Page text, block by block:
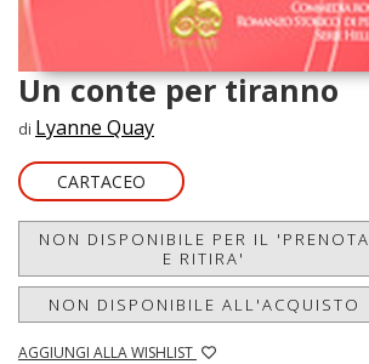
Un conte per tiranno
di Lyanne Quay
CARTACEO
NON DISPONIBILE PER IL 'PRENOTA
E RITIRA'
NON DISPONIBILE ALL'ACQUISTO
AGGIUNGI ALLA WISHLIST